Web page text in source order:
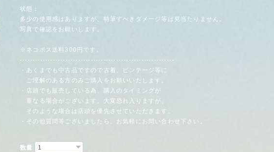
状態：
多少の使用感はありますが、特筆すべきダメージ等は見当たりません。
写真で確認をお願いします。
※ネコポス送料300円です。
-------------------------------------------------------------
・あくまでも中古品ですので古着、ビンテージ等に
ご理解のある方のみご購入をお願いいたします。
・店頭でも販売している為、購入のタイミングが
重なる場合がございます。大変恐れ入りますが、
そのような場合は店頭を優先させていただきます。
・その他質問等ございましたら、お気軽にお問い合わせ下さい。
数量